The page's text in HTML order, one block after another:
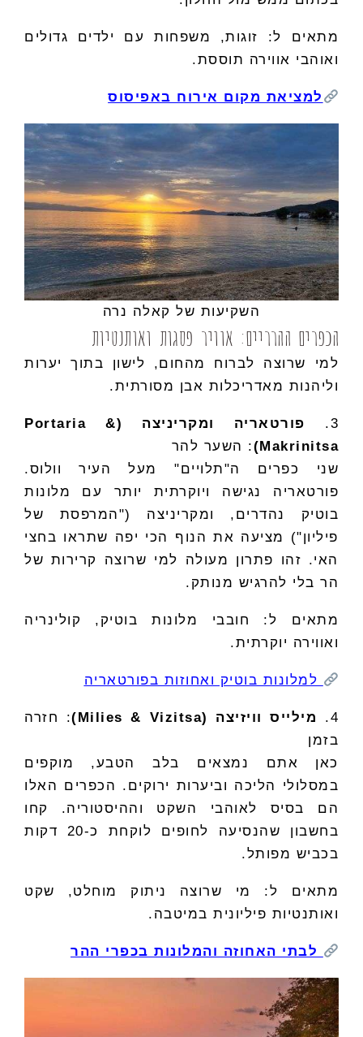
מתאים ל: זוגות, משפחות עם ילדים גדולים
ואוהבי אווירה תוססת.
למציאת מקום אירוח באפיסוס
השקיעות של קאלה נרה
הכפרים ההרריים: אוויר פסגות ואותנטיות
למי שרוצה לברוח מהחום, לישון בתוך יערות
וליהנות מאדריכלות אבן מסורתית.
3.
פורטאריה ומקריניצה (Portaria &
Makrinitsa) : השער להר
שני כפרים ה"תלויים" מעל העיר וולוס.
פורטאריה נגישה ויוקרתית יותר עם מלונות
בוטיק נהדרים, ומקריניצה ("המרפסת של
פיליון") מציעה את הנוף הכי יפה שתראו בחצי
האי. זהו פתרון מעולה למי שרוצה קרירות של
הר בלי להרגיש מנותק.
מתאים ל: חובבי מלונות בוטיק, קולינריה
ואווירה יוקרתית.
למלונות בוטיק ואחוזות בפורטאריה
4. מילייס וויזיצה (Milies & Vizitsa)
: חזרה
בזמן
כאן אתם נמצאים בלב הטבע, מוקפים
במסלולי הליכה וביערות ירוקים. הכפרים האלו
הם בסיס לאוהבי השקט וההיסטוריה. קחו
בחשבון שהנסיעה לחופים לוקחת כ-20 דקות
בכביש מפותל.
מתאים ל: מי שרוצה ניתוק מוחלט, שקט
ואותנטיות פיליונית במיטבה.
לבתי האחוזה והמלונות בכפרי ההר